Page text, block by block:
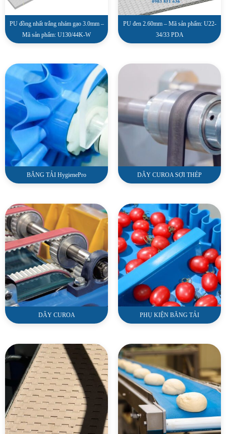
PU đồng nhất trắng nhám gạo 3.0mm –
Mã sản phẩm: U130/44K-W
PU đen 2.60mm – Mã sản phẩm: U22-
34/33 PDA
BĂNG TẢI HygienePro DÂY CUROA SỢI THÉP
DÂY CUROA PHỤ KIỆN BĂNG TẢI